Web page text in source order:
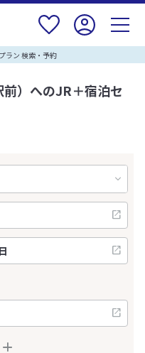
ラン 検索・予約
）へのJR＋宿泊セ